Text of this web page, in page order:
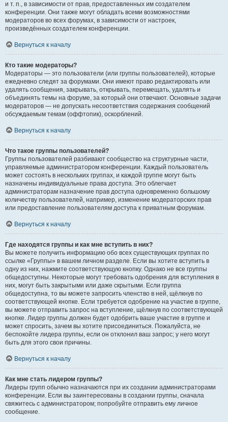
и т. п., в зависимости от прав, предоставленных им создателем
конференции. Они также могут обладать всеми возможностями
модераторов во всех форумах, в зависимости от настроек,
произведённых создателем конференции.
Вернуться к началу
Кто такие модераторы?
Модераторы — это пользователи (или группы пользователей), которые
ежедневно следят за форумами. Они имеют право редактировать или
удалять сообщения, закрывать, открывать, перемещать, удалять и
объединять темы на форуме, за который они отвечают. Основные задачи
модераторов — не допускать несоответствия содержания сообщений
обсуждаемым темам (оффтопик), оскорблений.
Вернуться к началу
Что такое группы пользователей?
Группы пользователей разбивают сообщество на структурные части,
управляемые администратором конференции. Каждый пользователь
может состоять в нескольких группах, и каждой группе могут быть
назначены индивидуальные права доступа. Это облегчает
администраторам назначение прав доступа одновременно большому
количеству пользователей, например, изменение модераторских прав
или предоставление пользователям доступа к приватным форумам.
Вернуться к началу
Где находятся группы и как мне вступить в них?
Вы можете получить информацию обо всех существующих группах по
ссылке «Группы» в вашем личном разделе. Если вы хотите вступить в
одну из них, нажмите соответствующую кнопку. Однако не все группы
общедоступны. Некоторые могут требовать одобрения для вступления в
них, могут быть закрытыми или даже скрытыми. Если группа
общедоступна, то вы можете запросить членство в ней, щёлкнув по
соответствующей кнопке. Если требуется одобрение на участие в группе,
вы можете отправить запрос на вступление, щёлкнув по соответствующей
кнопке. Лидер группы должен будет одобрить ваше участие в группе и
может спросить, зачем вы хотите присоединиться. Пожалуйста, не
беспокойте лидера группы, если он отклонил ваш запрос; у него могут
быть для этого свои причины.
Вернуться к началу
Как мне стать лидером группы?
Лидеры групп обычно назначаются при их создании администраторами
конференции. Если вы заинтересованы в создании группы, сначала
свяжитесь с администратором; попробуйте отправить ему личное
сообщение.